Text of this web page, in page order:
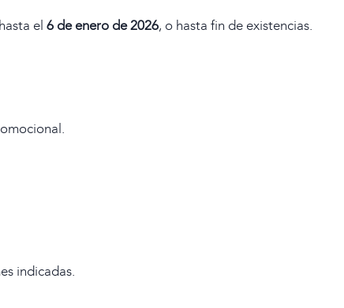
hasta el6 de enero de 2026, o hasta fin de existencias.
indicadas.